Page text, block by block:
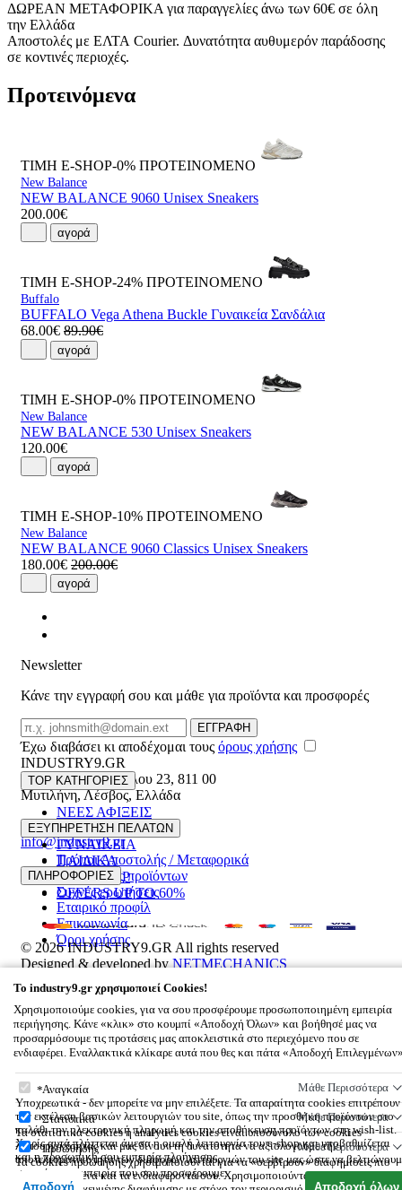
ΔΩΡΕΑΝ ΜΕΤΑΦΟΡΙΚΑ για παραγγελίες άνω των 60€ σε όλη
την Ελλάδα
Αποστολές με ΕΛΤΑ Courier. Δυνατότητα αυθυμερόν παράδοσης
σε κοντινές περιοχές.
Προτεινόμενα
ΤΙΜΗ E-SHOP-0% ΠΡΟΤΕΙΝΟΜΕΝΟ
New Balance
NEW BALANCE 9060 Unisex Sneakers
200.00€
αγορά
ΤΙΜΗ E-SHOP-24% ΠΡΟΤΕΙΝΟΜΕΝΟ
Buffalo
BUFFALO Vega Athena Buckle Γυναικεία Σανδάλια
68.00€ 89.90€
αγορά
ΤΙΜΗ E-SHOP-0% ΠΡΟΤΕΙΝΟΜΕΝΟ
New Balance
NEW BALANCE 530 Unisex Sneakers
120.00€
αγορά
ΤΙΜΗ E-SHOP-10% ΠΡΟΤΕΙΝΟΜΕΝΟ
New Balance
NEW BALANCE 9060 Classics Unisex Sneakers
180.00€ 200.00€
αγορά
Newsletter
Κάνε την εγγραφή σου και μάθε για προϊόντα και προσφορές
Email
ΕΓΓΡΑΦΗ
Έχω διαβάσει κι αποδέχομαι τους όρους χρήσης
INDUSTRY9.GR
Ελευθέριου Βενιζέλου 23, 811 00
Μυτιλήνη,Λέσβος,Ελλάδα
22510 55629
info@industry9.gr
TOP ΚΑΤΗΓΟΡΙΕΣ
ΝΕΕΣ ΑΦΙΞΕΙΣ
ΑΝΔΡΙΚΑ
ΓΥΝΑΙΚΕΙΑ
ΠΑΙΔΙΚΑ
ΑΞΕΣΟΥΑΡ
OFFERS UP TO 60%
ΕΞΥΠΗΡΕΤΗΣΗ ΠΕΛΑΤΩΝ
Τρόποι Αποστολής / Μεταφορικά
Επιστροφές προϊόντων
Συχνές ερωτήσεις
ΠΛΗΡΟΦΟΡΙΕΣ
Εταιρικό προφίλ
Επικοινωνία
Όροι χρήσης
© 2026INDUSTRY9.GR All rights reserved
Designed & developed byNETMECHANICS
× Το Καλάθι Σου
Βάλε κάτι στο καλάθι σου
To industry9.gr χρησιμοποιεί Cookies!
Χρησιμοποιούμε cookies, για να σου προσφέρουμε προσωποποιημένη εμπειρία
περιήγησης. Κάνε «κλικ» στο κουμπί «Αποδοχή Όλων» και βοήθησέ μας να
προσαρμόσουμε τις προτάσεις μας αποκλειστικά στο περιεχόμενο που σε
ενδιαφέρει. Εναλλακτικά κλίκαρε αυτά που θες και πάτα «Αποδοχή
To
Αναγκαία Μάθε Περισσότερα
Υποχρεωτικά - δεν μπορείτε να μην επιλέξετε. Τα απαραίτητα cookies επιτρέπουν
την εκτέλεση βασικών λειτουργιών του site, όπως την προσθήκη προϊόντων στο
καλάθι την ηλεκτρονική πληρωμή και την αποθήκευση προϊόντων στη wish-list.
Χωρίς αυτά πλήττεται άμεσα η ομαλή λειτουργία του e-shop και υποβαθμίζεται
και η προσωπική σου εμπειρία πλοήγησης.
Στατιστικά Μάθε Περισσότερα
Τα στατιστικά cookies ή analytics cookies είναι υποσύνολο των cookies
λειτουργικότητας και μας δίνουν τη δυνατότητα να αξιολογούμε την
αποτελεσματικότητα των διάφορων λειτουργιών του site μας ώστε να
συνεχώς την εμπειρία που σου προσφέρουμε.
Προώθησης Μάθε Περισσότερα
Τα cookies προώθησης χρησιμοποιούνται για να «σερβίρουν» διαφημίσεις πιο
σχετικές με εσένα και τα ενδιαφέροντά σου. Χρησιμοποιούνται επίσης για την
Αποδοχή Αποδοχή όλων